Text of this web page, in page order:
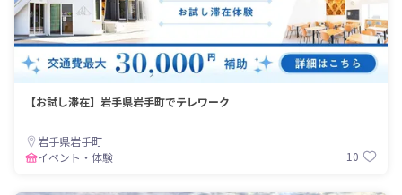
【お試し滞在】岩手県岩手町でテレワーク
岩手県岩手町
イベント・体験
10